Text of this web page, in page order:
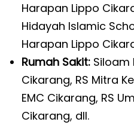
Harapan Lippo
Hidayah Islamic
Harapan Lippo
Rumah Sakit: Siloam
Cikarang, RS Mitra
EMC Cikarang, RS
Cikarang, dll.